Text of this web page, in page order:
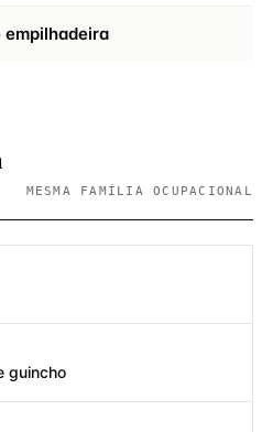
empilhadeira
MESMA FAMÍLIA OCUPACIONAL
guincho